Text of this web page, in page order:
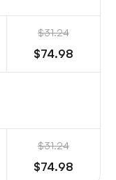
$31.24
$74.98
$31.24
$74.98